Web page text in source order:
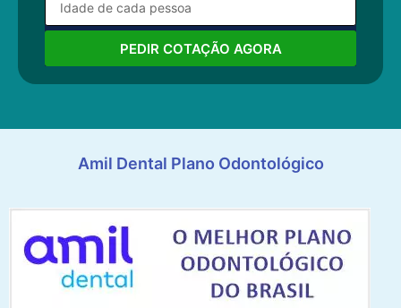
PEDIR COTAÇÃO AGORA
Amil Dental Plano Odontológico